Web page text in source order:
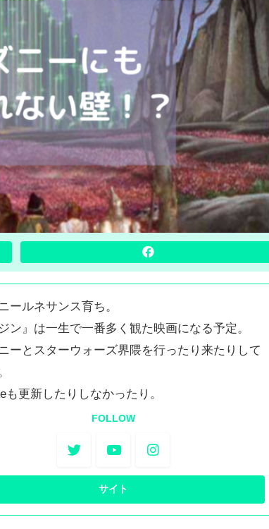
ールネサンス育ち。
ジン』は一生で一番多く観た映画になる予定。
ーとスターウォーズ界隈を行ったり来たりして
も更新したりしなかったり。
FOLLOW